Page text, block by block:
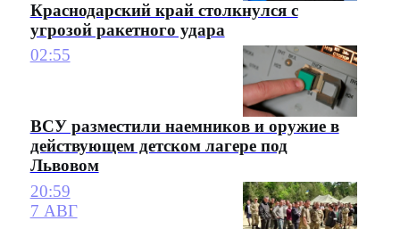
Краснодарский край столкнулся с
угрозой ракетного удара
02:55
ВСУ разместили наемников и оружие в
действующем детском лагере под
Львовом
20:59
7 АВГ